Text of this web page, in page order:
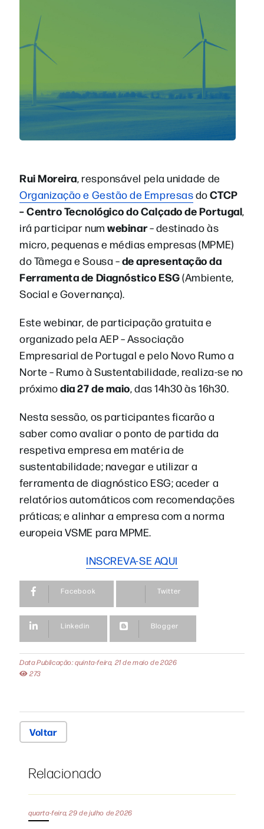
Rui Moreira, responsável pela unidade de
Organização e Gestão de EmpresasdoCTCP
– Centro Tecnológico do Calçado de Portugal,
irá participar numwebinar– destinado às
micro, pequenas e médias empresas (MPME)
do Tâmega e Sousa –deapresentação da
Ferramenta de Diagnóstico ESG(Ambiente,
Social e Governança).
Este webinar, de participação gratuita e
organizado pela AEP – Associação
Empresarial de Portugal e pelo Novo Rumo a
Norte – Rumo à Sustentabilidade, realiza-se no
próximodia 27 de maio, das 14h30 às 16h30.
Nesta sessão, os participantes ficarão a
saber como avaliar o ponto de partida da
respetiva empresa em matéria de
sustentabilidade; navegar e utilizar a
ferramenta de diagnóstico ESG; aceder a
relatórios automáticos com recomendações
práticas; e alinhar a empresa com a norma
europeia VSME para MPME.
INSCREVA-SE AQUI
Facebook Twitter
Linkedin Blogger
Data Publicação: quinta-feira, 21 de maio de 2026
273
Voltar
Relacionado
quarta-feira, 29 de julho de 2026